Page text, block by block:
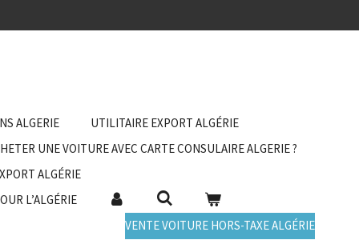
ALGERIE
UTILITAIRE EXPORT ALGÉRIE
UNE VOITURE AVEC CARTE CONSULAIRE ALGERIE ?
ALGÉRIE
L’ALGÉRIE
VENTE VOITURE HORS-TAXE ALGÉRIE